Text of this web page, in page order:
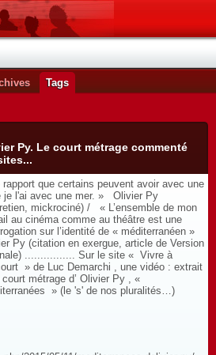
Tags
Py. Le court métrage commenté
rapport que certains peuvent avoir avec une
je l'ai avec une mer. » Olivier Py
mickrociné) / « L’ensemble de mon
au cinéma comme au théâtre est une
sur l’identité de « méditerranéen »
Py (citation en exergue, article de Version
................ Sur le site « Vivre à
» de Luc Demarchi , une vidéo : extrait
court métrage d’ Olivier Py , «
» (le 's' de nos pluralités…)